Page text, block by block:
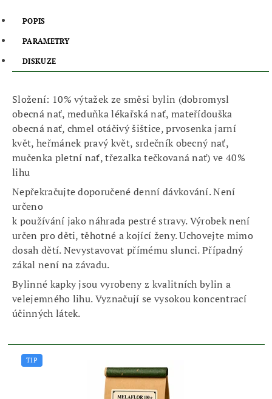
POPIS
PARAMETRY
DISKUZE
Složení: 10% výtažek ze směsi bylin (dobromysl
obecná nať, meduňka lékařská nať, mateřídouška
obecná nať, chmel otáčivý šištice, prvosenka jarní
květ, heřmánek pravý květ, srdečník obecný nať,
mučenka pletní nať, třezalka tečkovaná nať) ve 40%
lihu
Nepřekračujte doporučené denní dávkování. Není
určeno
k používání jako náhrada pestré stravy. Výrobek není
určen pro děti, těhotné a kojící ženy. Uchovejte mimo
dosah dětí. Nevystavovat přímému slunci. Případný
zákal není na závadu.
Bylinné kapky jsou vyrobeny z kvalitních bylin a
velejemného lihu. Vyznačují se vysokou koncentrací
účinných látek.
TIP